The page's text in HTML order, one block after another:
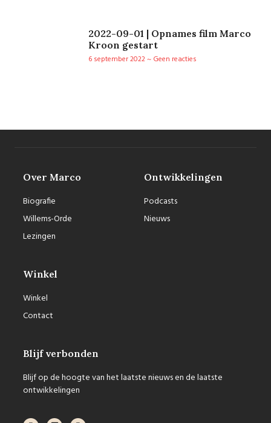
2022-09-01 | Opnames film Marco
Kroon gestart
6 september 2022
Geen reacties
Over Marco
Biografie
Willems-Orde
Lezingen
Ontwikkelingen
Podcasts
Nieuws
Winkel
Winkel
Contact
Blijf verbonden
Blijf op de hoogte van het laatste nieuws en de laatste
ontwikkelingen